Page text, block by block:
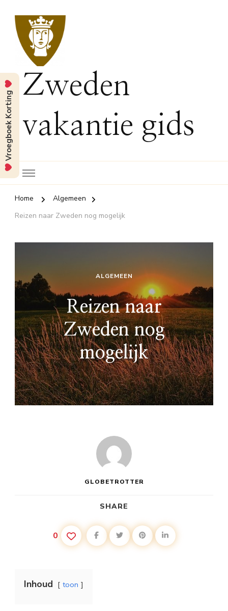
Zweden
vakantie gids
Home
Algemeen
Reizen naar Zweden nog mogelijk
ALGEMEEN
Reizen naar
Zweden nog
mogelijk
GLOBETROTTER
SHARE
0
Inhoud toon
Vroegboek Korting